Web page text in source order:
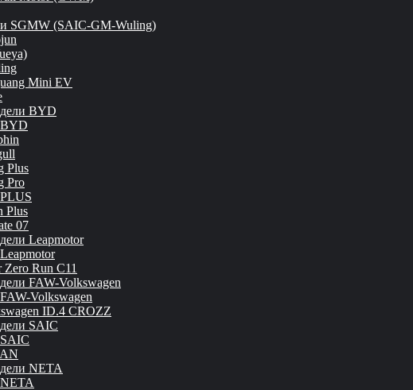
SGMW (SAIC-GM-Wuling)
Mini EV
BYD
Plus
Pro
Plus
07
Leapmotor
Run C11
FAW-Volkswagen
Volkswagen
ID.4 CROZZ
SAIC
NETA